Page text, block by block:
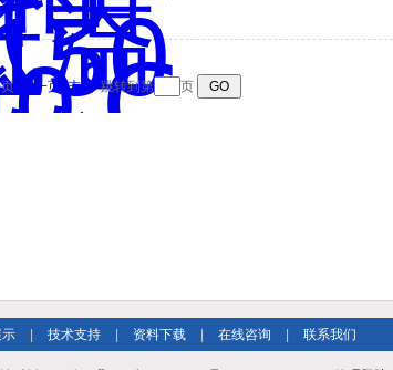
下一页 末页 跳转到第 页
示 技术支持 资料下载 在线咨询 联系我们